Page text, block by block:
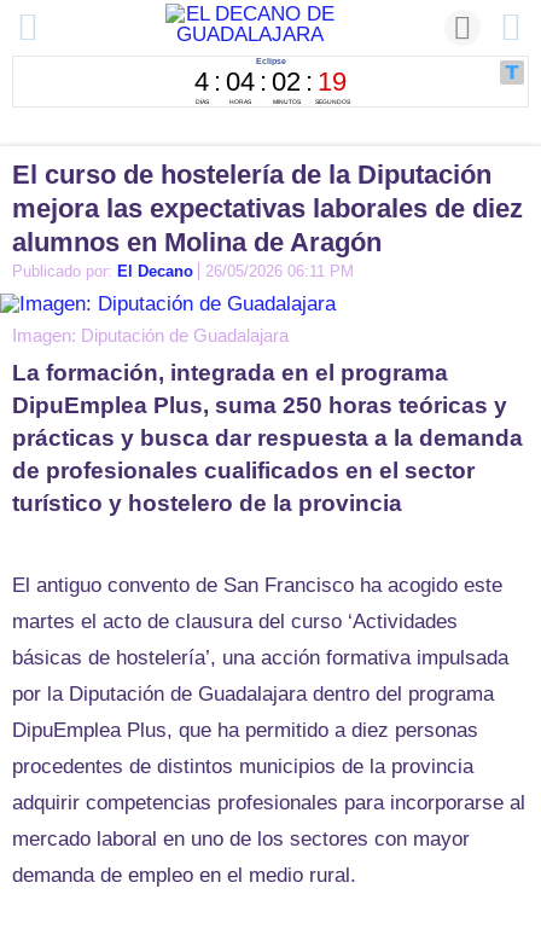
El curso de hostelería de la Diputación
mejora las expectativas laborales de diez
alumnos en Molina de Aragón
Publicado por: El Decano 26/05/2026 06:11 PM
Imagen: Diputación de Guadalajara
La formación, integrada en el programa
DipuEmplea Plus, suma 250 horas teóricas y
prácticas y busca dar respuesta a la demanda
de profesionales cualificados en el sector
turístico y hostelero de la provincia
El antiguo convento de San Francisco ha acogido este
martes el acto de clausura del curso ‘Actividades
básicas de hostelería’, una acción formativa impulsada
por la Diputación de Guadalajara dentro del programa
DipuEmplea Plus, que ha permitido a diez personas
procedentes de distintos municipios de la provincia
adquirir competencias profesionales para incorporarse al
mercado laboral en uno de los sectores con mayor
demanda de empleo en el medio rural.